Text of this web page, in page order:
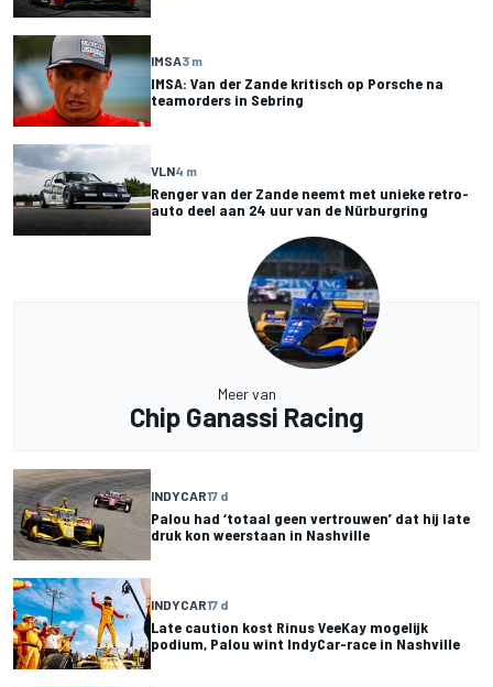
IMSA3 m
IMSA: Van der Zande kritisch op Porsche na
teamorders in Sebring
VLN4 m
Renger van der Zande neemt met unieke retro-
auto deel aan 24 uur van de Nürburgring
Meer van
Chip Ganassi Racing
INDYCAR17 d
Palou had ‘totaal geen vertrouwen’ dat hij late
druk kon weerstaan in Nashville
INDYCAR17 d
Late caution kost Rinus VeeKay mogelijk
podium, Palou wint IndyCar-race in Nashville